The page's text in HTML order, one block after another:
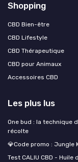
Shopping
CBD Bien-être
CBD Lifestyle
CBD Thérapeutique
CBD pour Animaux
Accessoires CBD
Les plus lus
One bud : la technique
récolte
💎Code promo : Jungle
Test CALIU CBD -